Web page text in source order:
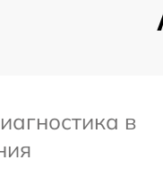
в